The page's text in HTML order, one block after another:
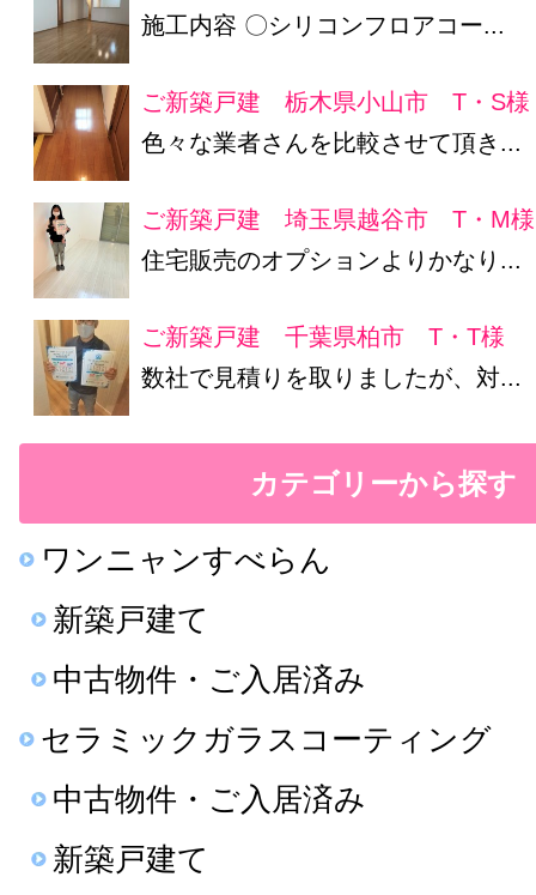
施工内容 〇シリコンフロアコー...
ご新築戸建 栃木県小山市 T・S様
色々な業者さんを比較させて頂き...
ご新築戸建 埼玉県越谷市 T・M様
住宅販売のオプションよりかなり...
ご新築戸建 千葉県柏市 T・T様
数社で見積りを取りましたが、対...
カテゴリーから探す
ワンニャンすべらん
新築戸建て
中古物件・ご入居済み
セラミックガラスコーティング
中古物件・ご入居済み
新築戸建て